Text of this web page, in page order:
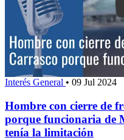
Interés General • 09 Jul 2024
Hombre con cierre de
porque funcionaria de
tenía la limitación